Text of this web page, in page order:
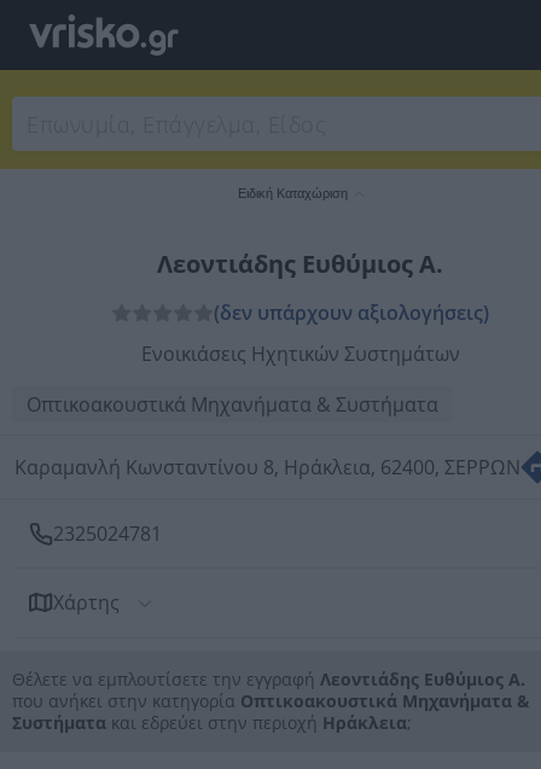
Ειδική Καταχώριση
Λεοντιάδης Ευθύμιος Α.
(δεν υπάρχουν αξιολογήσεις)
Ενοικιάσεις Ηχητικών Συστημάτων
Οπτικοακουστικά Μηχανήματα & Συστήματα
Καραμανλή Κωνσταντίνου 8, Ηράκλεια, 62400, ΣΕΡΡΩΝ
2325024781
Χάρτης
Θέλετε να εμπλουτίσετε την εγγραφή Λεοντιάδης Ευθύμιος Α.
που ανήκει στην κατηγορία Οπτικοακουστικά Μηχανήματα &
Συστήματα και εδρεύει στην περιοχή Ηράκλεια;